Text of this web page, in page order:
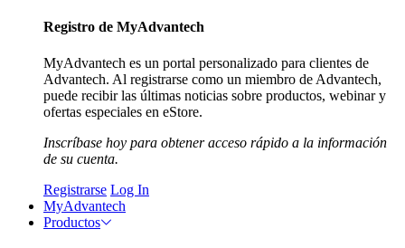
Registro de MyAdvantech
MyAdvantech es un portal personalizado para clientes de
Advantech. Al registrarse como un miembro de Advantech,
puede recibir las últimas noticias sobre productos, webinar y
ofertas especiales en eStore.
Inscríbase hoy para obtener acceso rápido a la información
de su cuenta.
Registrarse Log In
MyAdvantech
Productos